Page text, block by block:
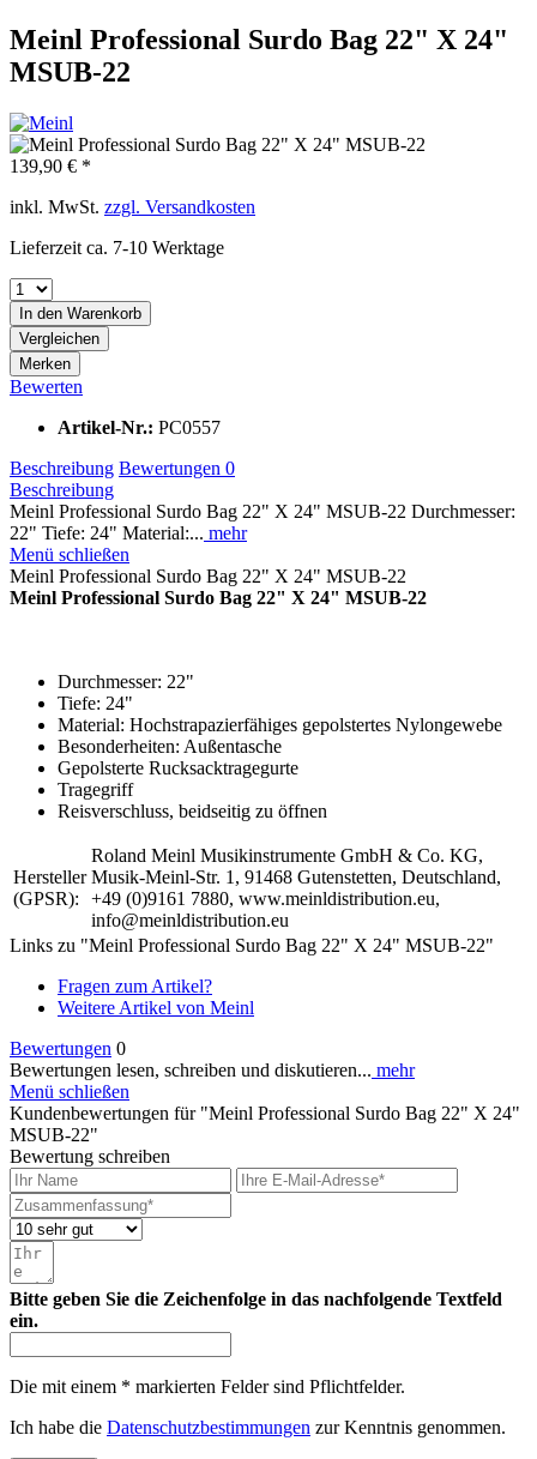
Meinl Professional Surdo Bag 22" X 24"
MSUB-22
139,90 € *
inkl. MwSt. zzgl. Versandkosten
Lieferzeit ca. 7-10 Werktage
In den Warenkorb
Vergleichen
Merken
Bewerten
Artikel-Nr.: PC0557
Beschreibung Bewertungen 0
Beschreibung
Meinl Professional Surdo Bag 22" X 24" MSUB-22 Durchmesser:
22" Tiefe: 24" Material:... mehr
Menü schließen
Meinl Professional Surdo Bag 22" X 24" MSUB-22
Meinl Professional Surdo Bag 22" X 24" MSUB-22
Durchmesser: 22"
Tiefe: 24"
Material: Hochstrapazierfähiges gepolstertes Nylongewebe
Besonderheiten: Außentasche
Gepolsterte Rucksacktragegurte
Tragegriff
Reisverschluss, beidseitig zu öffnen
Hersteller
(GPSR):
Roland Meinl Musikinstrumente GmbH & Co. KG,
Musik-Meinl-Str. 1, 91468 Gutenstetten, Deutschland,
+49 (0)9161 7880, www.meinldistribution.eu,
info@meinldistribution.eu
Links zu "Meinl Professional Surdo Bag 22" X 24" MSUB-22"
Fragen zum Artikel?
Weitere Artikel von Meinl
Bewertungen 0
Bewertungen lesen, schreiben und diskutieren... mehr
Menü schließen
Kundenbewertungen für "Meinl Professional Surdo Bag 22" X 24"
MSUB-22"
Bewertung schreiben
Bitte geben Sie die Zeichenfolge in das nachfolgende Textfeld
ein.
Die mit einem * markierten Felder sind Pflichtfelder.
Ich habe die Datenschutzbestimmungen zur Kenntnis genommen.